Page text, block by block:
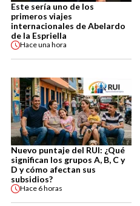
Este sería uno de los
primeros viajes
internacionales de Abelardo
de la Espriella
Haceuna hora
Nuevo puntaje del RUI: ¿Qué
significan los grupos A, B, C y
D y cómo afectan sus
subsidios?
Hace 6 horas